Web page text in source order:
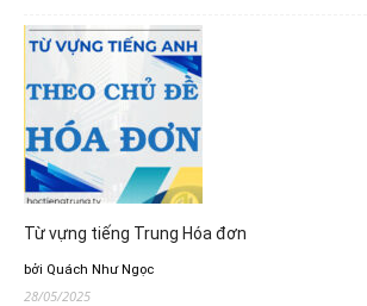
Từ vựng tiếng Trung Hóa đơn
bởi Quách Như Ngọc
28/05/2025